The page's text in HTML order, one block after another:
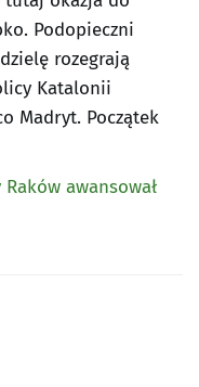
Podopieczni
rozegrają
Katalonii
Madryt. Początek
awansował